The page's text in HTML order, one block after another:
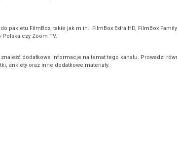
pakietu FilmBox, takie jak m.in.: FilmBox Extra HD, FilmBox
czy Zoom TV.
dodatkowe informacje na temat tego kanału. Prowadzi
ankiety oraz inne dodatkowe materiały.